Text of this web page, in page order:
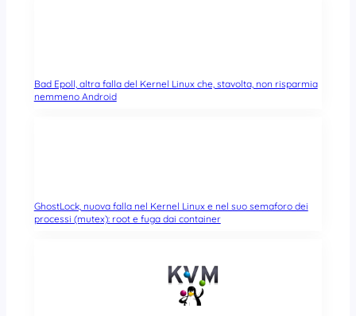
Bad Epoll, altra falla del Kernel Linux che, stavolta, non risparmia
nemmeno Android
GhostLock, nuova falla nel Kernel Linux e nel suo semaforo dei
processi (mutex): root e fuga dai container